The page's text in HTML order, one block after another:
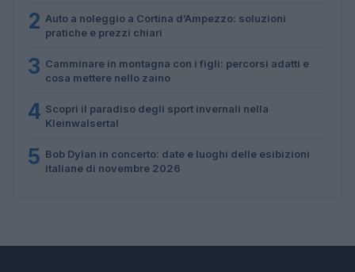
2 Auto a noleggio a Cortina d’Ampezzo: soluzioni
pratiche e prezzi chiari
3 Camminare in montagna con i figli: percorsi adatti e
cosa mettere nello zaino
4 Scopri il paradiso degli sport invernali nella
Kleinwalsertal
5 Bob Dylan in concerto: date e luoghi delle esibizioni
italiane di novembre 2026